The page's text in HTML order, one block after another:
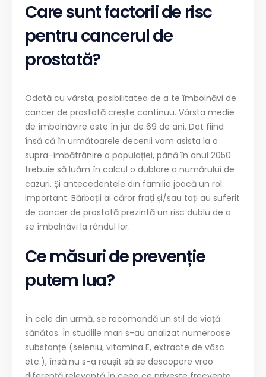
Care sunt factorii de risc
pentru cancerul de
prostată?
Odată cu vârsta, posibilitatea de a te îmbolnăvi de
cancer de prostată crește continuu. Vârsta medie
de îmbolnăvire este în jur de 69 de ani. Dat fiind
însă că în următoarele decenii vom asista la o
supra-îmbătrânire a populației, până în anul 2050
trebuie să luăm în calcul o dublare a numărului de
cazuri. Și antecedentele din familie joacă un rol
important. Bărbații ai căror frați și/sau tați au suferit
de cancer de prostată prezintă un risc dublu de a
se îmbolnăvi la rândul lor.
Ce măsuri de prevenție
putem lua?
În cele din urmă, se recomandă un stil de viață
sănătos. În studiile mari s-au analizat numeroase
substanțe (seleniu, vitamina E, extracte de vâsc
etc.), însă nu s-a reușit să se descopere vreo